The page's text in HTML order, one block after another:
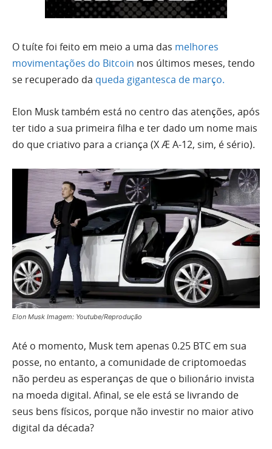
O tuíte foi feito em meio a uma das melhores
movimentações do Bitcoin nos últimos meses, tendo
se recuperado da queda gigantesca de março.
Elon Musk também está no centro das atenções, após
ter tido a sua primeira filha e ter dado um nome mais
do que criativo para a criança (X Æ A-12, sim, é sério).
Elon Musk Imagem: Youtube/Reprodução
Até o momento, Musk tem apenas 0.25 BTC em sua
posse, no entanto, a comunidade de criptomoedas
não perdeu as esperanças de que o bilionário invista
na moeda digital. Afinal, se ele está se livrando de
seus bens físicos, porque não investir no maior ativo
digital da década?